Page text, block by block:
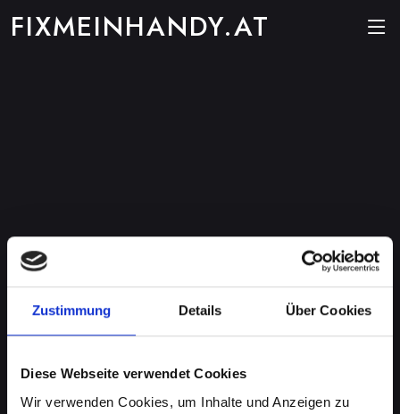
Zustimmung Details Über Cookies
Diese Webseite verwendet Cookies
Wir verwenden Cookies, um Inhalte und Anzeigen zu
FIXMEINHANDY.AT